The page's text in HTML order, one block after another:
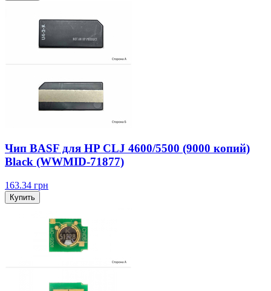
Чип BASF для HP CLJ 4600/5500 (9000 копий)
Black (WWMID-71877)
163.34 грн
Купить